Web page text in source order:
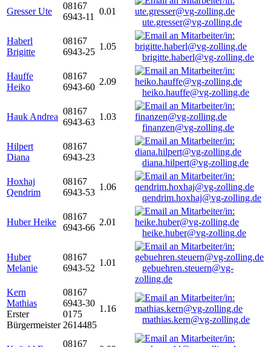
Gresser Ute
08167
6943-11
0.01
ute.gresser@vg-zolling.de
Haberl
Brigitte
08167
6943-25
1.05
brigitte.haberl@vg-zolling.de
Hauffe
Heiko
08167
6943-60
2.09
heiko.hauffe@vg-zolling.de
Hauk Andrea
08167
6943-63
1.03
finanzen@vg-zolling.de
Hilpert
Diana
08167
6943-23
diana.hilpert@vg-zolling.de
Hoxhaj
Qendrim
08167
6943-53
1.06
qendrim.hoxhaj@vg-zolling.de
Huber Heike
08167
6943-66
2.01
heike.huber@vg-zolling.de
Huber
Melanie
08167
6943-52
1.01
gebuehren.steuern@vg-
zolling.de
Kern
Mathias
Erster
Bürgermeister
08167
6943-30
0175
2614485
1.16
mathias.kern@vg-zolling.de
08167